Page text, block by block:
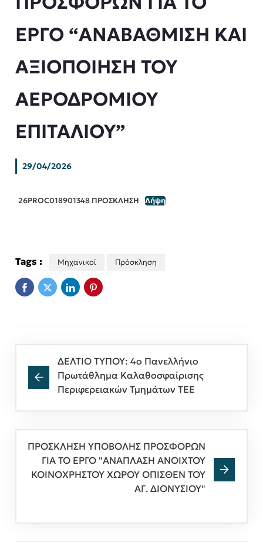
ΕΡΓΟ “ΑΝΑΒΑΘΜΙΣΗ ΚΑΙ
ΑΞΙΟΠΟΙΗΣΗ ΤΟΥ
ΑΕΡΟΔΡΟΜΙΟΥ
ΕΠΙΤΑΛΙΟΥ”
29/04/2026
26PROC018901348 ΠΡΟΣΚΛΗΣΗ Λήψη
Tags : Μηχανικοί Πρόσκληση
ΔΕΛΤΙΟ ΤΥΠΟΥ: 4ο Πανελλήνιο
Πρωτάθλημα Καλαθοσφαίρισης
Περιφερειακών Τμημάτων ΤΕΕ
ΠΡΟΣΚΛΗΣΗ ΥΠΟΒΟΛΗΣ ΠΡΟΣΦΟΡΩΝ
ΓΙΑ ΤΟ ΕΡΓΟ "ΑΝΑΠΛΑΣΗ ΑΝΟΙΧΤΟΥ
ΚΟΙΝΟΧΡΗΣΤΟΥ ΧΩΡΟΥ ΟΠΙΣΘΕΝ ΤΟΥ
ΑΓ. ΔΙΟΝΥΣΙΟΥ"